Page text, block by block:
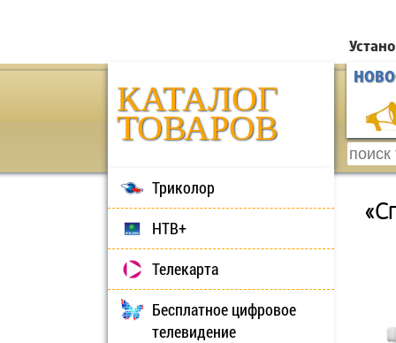
КАТАЛОГ
ТОВАРОВ
Триколор
НТВ+
Телекарта
Бесплатное цифровое
телевидение